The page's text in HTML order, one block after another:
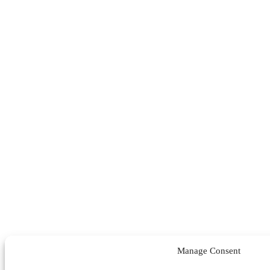
Manage Consent